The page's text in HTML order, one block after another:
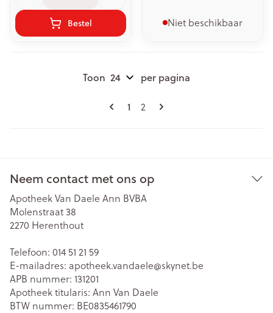
Bestel Niet beschikbaar
Pagina's
U lees momenteel pagina
1 Pagina
2
Toon per pagina
Neem contact met ons op
Apotheek Van Daele Ann BVBA
Molenstraat 38
2270 Herenthout
Telefoon: 014 51 21 59
E-mailadres: apotheek.vandaele@skynet.be
APB nummer: 131201
Apotheek titularis: Ann Van Daele
BTW nummer: BE0835461790